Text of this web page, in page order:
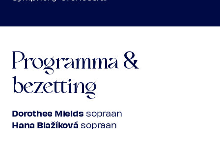
Programma &
bezetting
Dorothee Mields sopraan
Hana Blažíková sopraan